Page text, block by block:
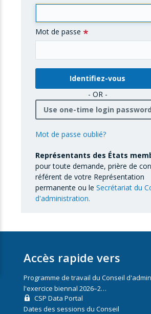
Mot de passe
- OR -
Use one-time login password
Mot de passe oublié?
Représentants des États
pour toute demande, prière de
référent de votre Représentation
permanente ou le Secrétariat du
d'administration.
Accès rapide vers
Programme de travail du Conseil
l'exercice biennal 2026–2…
CSP Data Portal
Dates des sessions du Conseil